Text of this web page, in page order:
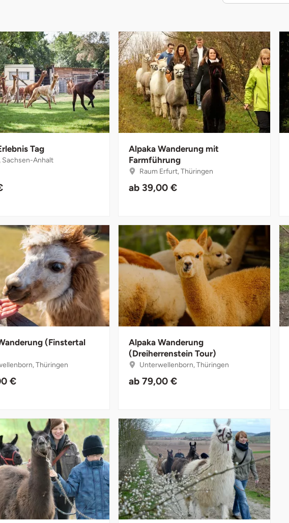
Tag
Sachsen-Anhalt
Alpaka Wanderung mit
Farmführung
Raum Erfurt, Thüringen
ab 39,00 €
(Finstertal
Thüringen
€
Alpaka Wanderung
(Dreiherrenstein Tour)
Unterwellenborn, Thüringen
ab 79,00 €